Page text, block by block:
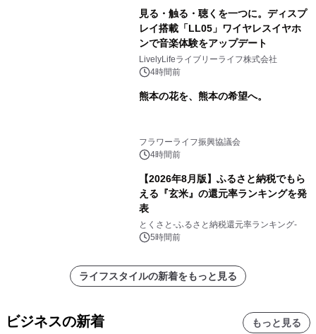
見る・触る・聴くを一つに。ディスプ
レイ搭載「LL05」ワイヤレスイヤホ
ンで音楽体験をアップデート
LivelyLifeライブリーライフ株式会社
4時間前
熊本の花を、熊本の希望へ。
フラワーライフ振興協議会
4時間前
【2026年8月版】ふるさと納税でもら
える『玄米』の還元率ランキングを発
表
とくさと-ふるさと納税還元率ランキング-
5時間前
ライフスタイルの新着をもっと見る
ビジネスの新着 もっと見る